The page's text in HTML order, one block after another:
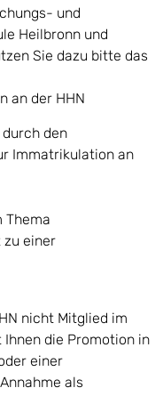
und
Heilbronn und
Sie dazu bitte das
an der HHN
den
Immatrikulation an
Thema
zu einer
nicht Mitglied im
die Promotion in
einer
als